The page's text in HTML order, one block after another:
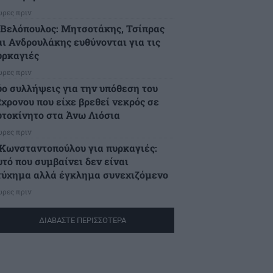
πριν
Μητσοτάκης, Τσίπρας
Ανδρουλάκης ευθύνονται για τις
πριν
συλλήψεις για την υπόθεση του
που είχε βρεθεί νεκρός σε
στα Άνω Λιόσια
πριν
για πυρκαγιές:
που συμβαίνει δεν είναι
αλλά έγκλημα συνεχιζόμενο
πριν
ΔΙΑΒΑΣΤΕ ΠΕΡΙΣΣΟΤΕΡΑ